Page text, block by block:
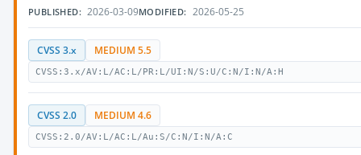
PUBLISHED: 2026-03-09MODIFIED: 2026-05-25
CVSS 3.x MEDIUM 5.5
CVSS:3.x/AV:L/AC:L/PR:L/UI:N/S:U/C:N/I:N/A:H
CVSS 2.0 MEDIUM 4.6
CVSS:2.0/AV:L/AC:L/Au:S/C:N/I:N/A:C